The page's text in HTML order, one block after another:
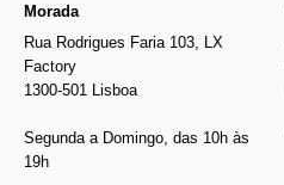
Morada
Rua Rodrigues Faria 103, LX
Factory
1300-501 Lisboa
Segunda a Domingo, das 10h às
19h